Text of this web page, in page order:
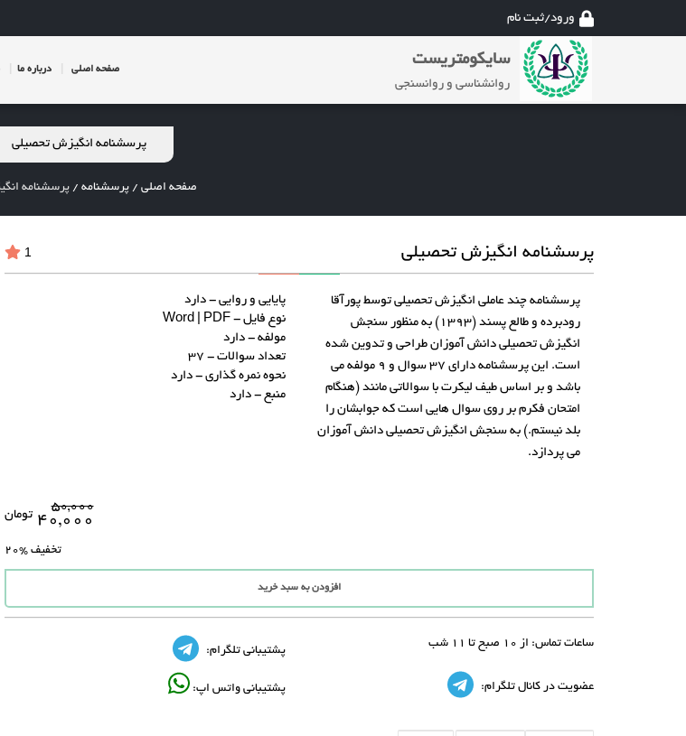
ورود/ثبت نام
سایکومتریست
روانشناسی و روانسنجی
صفحه اصلی درباره ما
پرسشنامه انگیزش تحصیلی
صفحه اصلی / پرسشنامه / پرسشنامه
پرسشنامه انگیزش تحصیلی 1
پرسشنامه چند عاملی انگیزش تحصیلی توسط پورآقا
رودبرده و طالع پسند (1393) به منظور سنجش
انگیزش تحصیلی دانش آموزان طراحی و تدوین شده
است. این پرسشنامه دارای 37 سوال و 9 مولفه می
باشد و بر اساس طیف لیکرت با سوالاتی مانند (هنگام
امتحان فکرم بر روی سوال هایی است که جوابشان را
بلد نیستم.) به سنجش انگیزش تحصیلی دانش آموزان
می پردازد.
پایایی و روایی - دارد
نوع فایل - Word | PDF
مولفه - دارد
تعداد سوالات - 37
نحوه نمره گذاری - دارد
منبع - دارد
۵۰,۰۰۰
۴۰,۰۰۰ تومان
تخفیف %20
افزودن به سبد خرید
ساعات تماس: از 10 صبح تا 11 شب
پشتیبانی تلگرام:
عضویت در کانال تلگرام: پشتیبانی واتس اپ: